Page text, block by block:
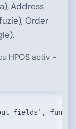
Address
Order
HPOS activ -